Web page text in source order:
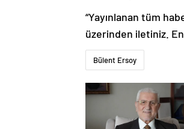
“Yayınlanan tüm
üzerinden iletiniz.
Bülent Ersoy